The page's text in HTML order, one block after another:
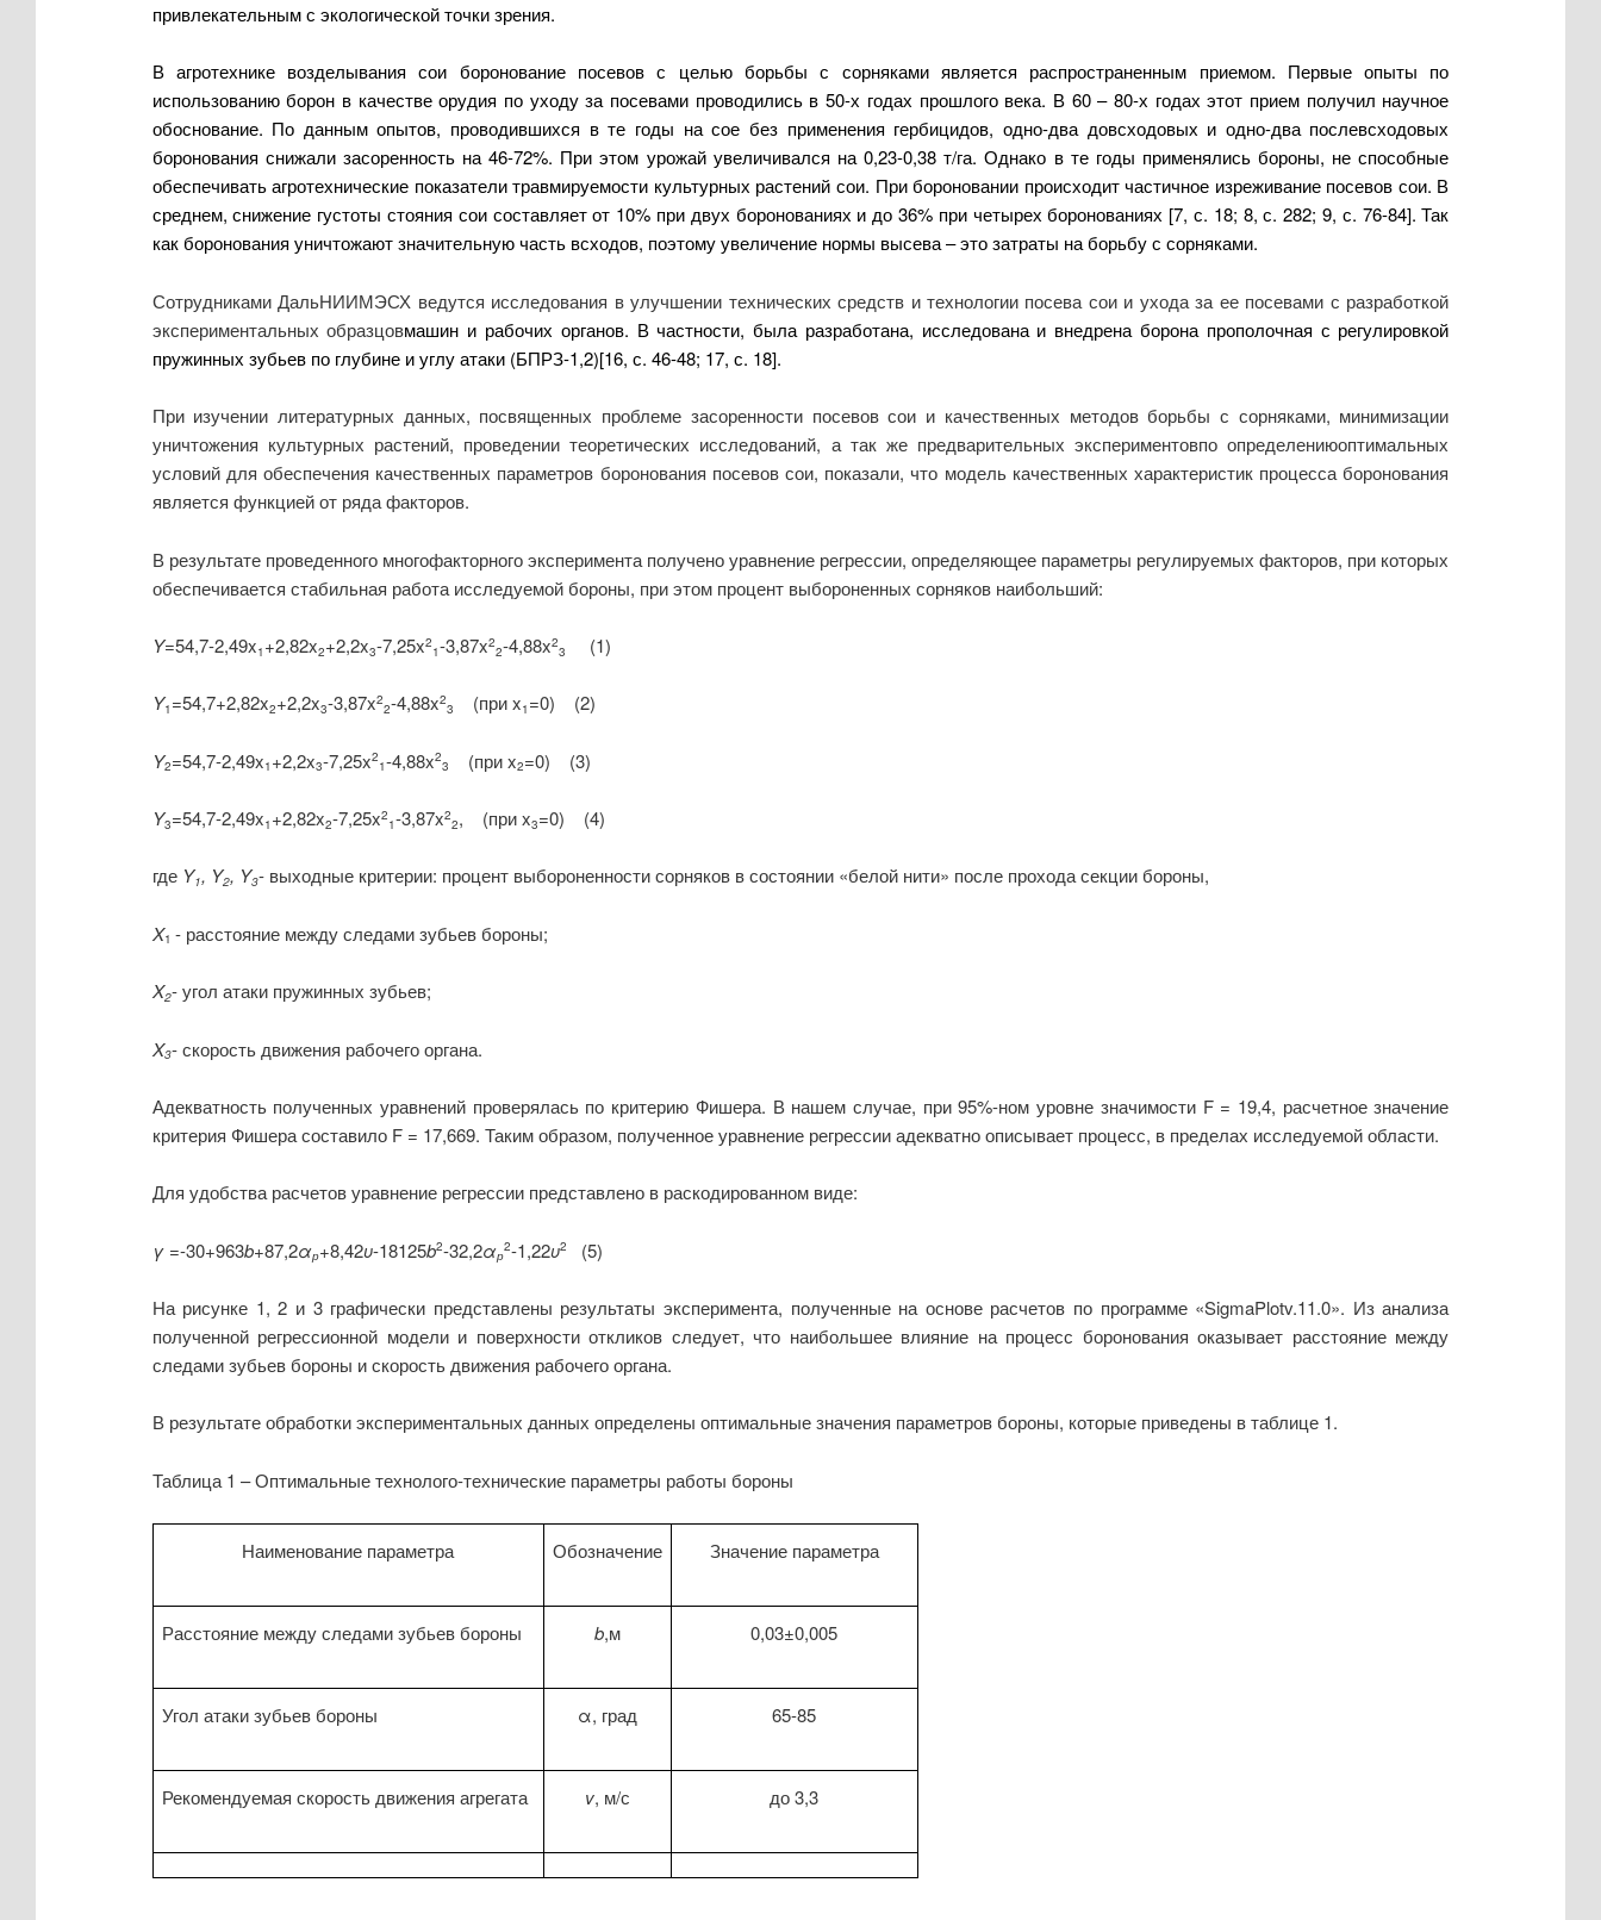
привлекательным с экологической точки зрения.
В агротехнике возделывания сои боронование посевов с целью борьбы с сорняками является распространенным приемом. Первые опыты по
использованию борон в качестве орудия по уходу за посевами проводились в 50-х годах прошлого века. В 60 – 80-х годах этот прием получил научное
обоснование. По данным опытов, проводившихся в те годы на сое без применения гербицидов, одно-два довсходовых и одно-два послевсходовых
боронования снижали засоренность на 46-72%. При этом урожай увеличивался на 0,23-0,38 т/га. Однако в те годы применялись бороны, не способные
обеспечивать агротехнические показатели травмируемости культурных растений сои. При бороновании происходит частичное изреживание посевов сои. В
среднем, снижение густоты стояния сои составляет от 10% при двух боронованиях и до 36% при четырех боронованиях [7, с. 18; 8, с. 282; 9, с. 76-84]. Так
как боронования уничтожают значительную часть всходов, поэтому увеличение нормы высева – это затраты на борьбу с сорняками.
Сотрудниками ДальНИИМЭСХ ведутся исследования в улучшении технических средств и технологии посева сои и ухода за ее посевами с разработкой
экспериментальных образцовмашин и рабочих органов. В частности, была разработана, исследована и внедрена борона прополочная с регулировкой
пружинных зубьев по глубине и углу атаки (БПРЗ-1,2)[16, с. 46-48; 17, с. 18].
При изучении литературных данных, посвященных проблеме засоренности посевов сои и качественных методов борьбы с сорняками, минимизации
уничтожения культурных растений, проведении теоретических исследований, а так же предварительных экспериментовпо определениюоптимальных
условий для обеспечения качественных параметров боронования посевов сои, показали, что модель качественных характеристик процесса боронования
является функцией от ряда факторов.
В результате проведенного многофакторного эксперимента получено уравнение регрессии, определяющее параметры регулируемых факторов, при которых
обеспечивается стабильная работа исследуемой бороны, при этом процент выбороненных сорняков наибольший:
Y=54,7-2,49x1 +2,82x2+2,2x3-7,25x2
1-3,87x2
2-4,88x2
3 (1)
Y1 =54,7+2,82x2+2,2x3-3,87x2
2-4,88x2
3 (при x1 =0) (2)
Y2=54,7-2,49x1 +2,2x3-7,25x2
1-4,88x2
3 (при x2=0) (3)
Y3=54,7-2,49x1 +2,82x2-7,25x2
1-3,87x2
2, (при x3=0) (4)
где Y1, Y2, Y3- выходные критерии: процент выбороненности сорняков в состоянии «белой нити» после прохода секции бороны,
X1 - расстояние между следами зубьев бороны;
X2- угол атаки пружинных зубьев;
X3- скорость движения рабочего органа.
Адекватность полученных уравнений проверялась по критерию Фишера. В нашем случае, при 95%-ном уровне значимости F = 19,4, расчетное значение
критерия Фишера составило F = 17,669. Таким образом, полученное уравнение регрессии адекватно описывает процесс, в пределах исследуемой области.
Для удобства расчетов уравнение регрессии представлено в раскодированном виде:
γ=-30+963b+87,2αр+8,42υ-18125b2-32,2αр
2-1,22υ2 (5)
На рисунке 1, 2 и 3 графически представлены результаты эксперимента, полученные на основе расчетов по программе «SigmaPlotv.11.0». Из анализа
полученной регрессионной модели и поверхности откликов следует, что наибольшее влияние на процесс боронования оказывает расстояние между
следами зубьев бороны и скорость движения рабочего органа.
В результате обработки экспериментальных данных определены оптимальные значения параметров бороны, которые приведены в таблице 1.
Таблица 1 – Оптимальные технолого-технические параметры работы бороны
Наименование параметра Обозначение Значение параметра
Расстояние между следами зубьев бороны b,м 0,03±0,005
Угол атаки зубьев бороны α, град 65-85
Рекомендуемая скорость движения агрегата v, м/с до 3,3